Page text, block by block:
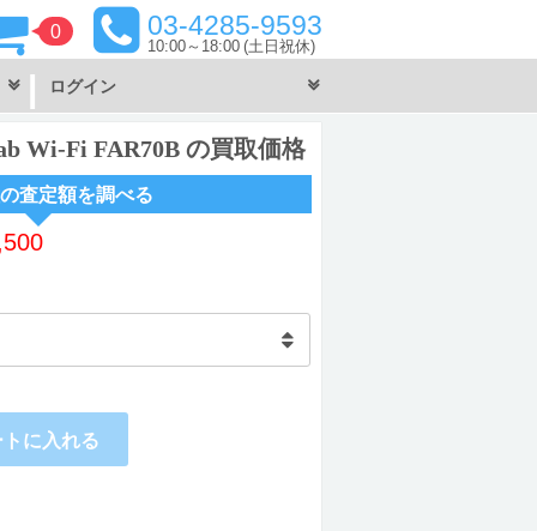
03-4285-9593
10:00～18:00 (土日祝休)
0
ログイン
Wi-Fi FAR70B の買取価格
査定額を調べる
に入れる